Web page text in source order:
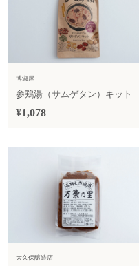
博淑屋
参鶏湯（サムゲタン）キット
¥1,078
大久保醸造店